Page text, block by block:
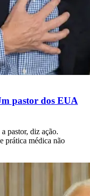
pastor dos EUA
pastor, diz ação.
prática médica não